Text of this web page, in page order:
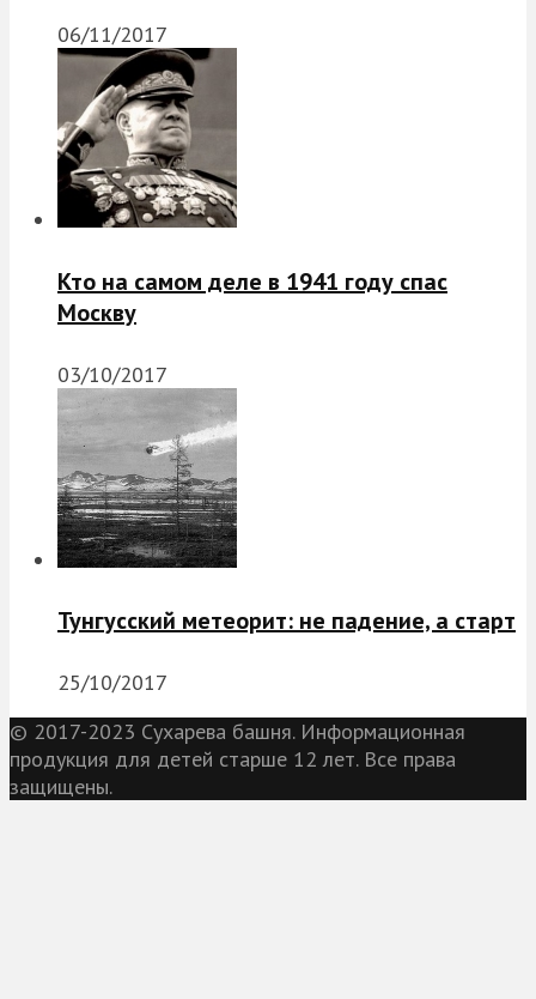
06/11/2017
Кто на самом деле в 1941 году спас
Москву
03/10/2017
Тунгусский метеорит: не падение, а старт
25/10/2017
© 2017-2023 Сухарева башня. Информационная
продукция для детей старше 12 лет. Все права
защищены.